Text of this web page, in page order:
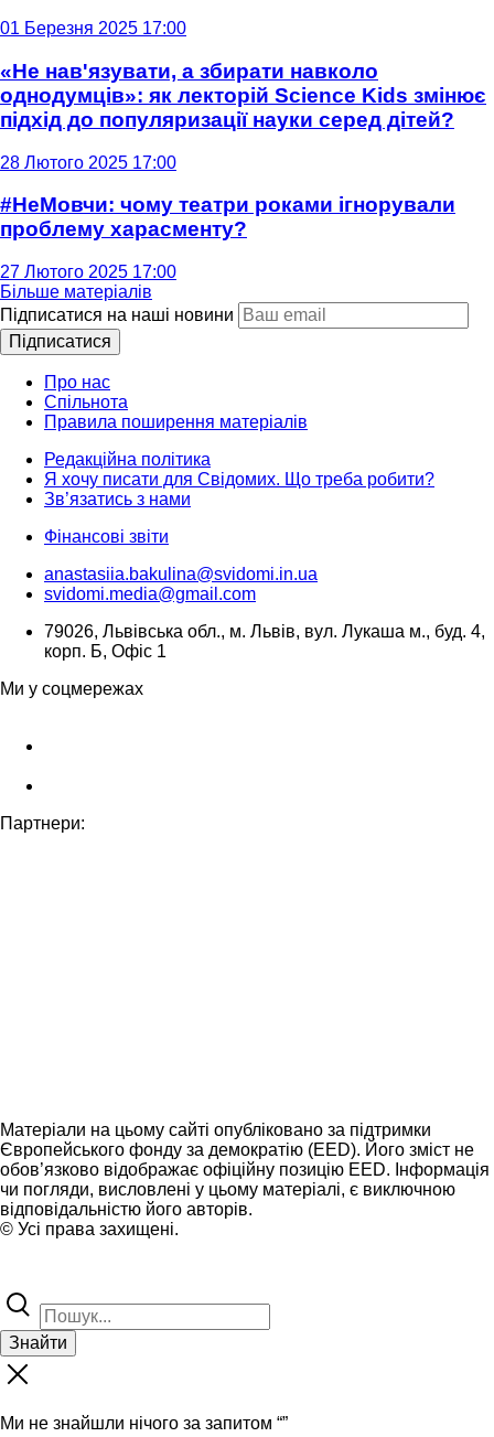
01 Березня 2025 17:00
«Не нав'язувати, а збирати навколо
однодумців»: як лекторій Science Kids змінює
підхід до популяризації науки серед дітей?
28 Лютого 2025 17:00
#НеМовчи: чому театри роками ігнорували
проблему харасменту?
27 Лютого 2025 17:00
Більше матеріалів
Підписатися на наші новини
Підписатися
Про нас
Спільнота
Правила поширення матеріалів
Редакційна політика
Я хочу писати для Свідомих. Що треба робити?
Зв’язатись з нами
Фінансові звіти
anastasiia.bakulina@svidomi.in.ua
svidomi.media@gmail.com
79026, Львівська обл., м. Львів, вул. Лукаша м., буд. 4,
корп. Б, Офіс 1
Ми у соцмережах
Партнери:
Матеріали на цьому сайті опубліковано за підтримки
Європейського фонду за демократію (EED). Його зміст не
обов’язково відображає офіційну позицію EED. Інформація
чи погляди, висловлені у цьому матеріалі, є виключною
відповідальністю його авторів.
© Усі права захищені.
Знайти
Ми не знайшли нічого за запитом “”